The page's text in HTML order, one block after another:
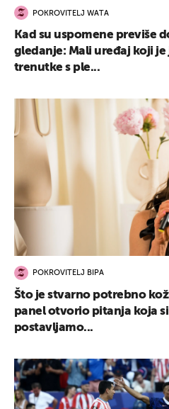
POKROVITELJ WATA
Kad su uspomene previše
gledanje: Mali uređaj koji
trenutke s ple...
POKROVITELJ BIPA
Što je stvarno potrebno
panel otvorio pitanja koja si
postavljamo...